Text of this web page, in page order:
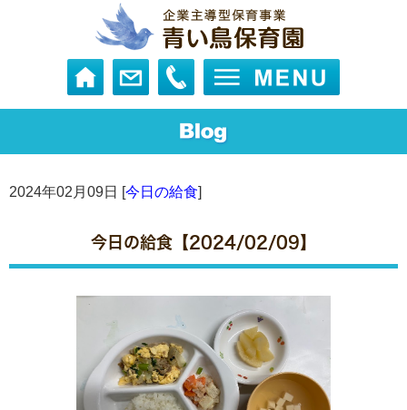
2024年02月09日 [今日の給食]
今日の給食【2024/02/09】